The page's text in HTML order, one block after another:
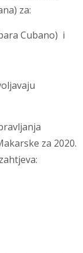
za:
Cubano) i
za 2020.